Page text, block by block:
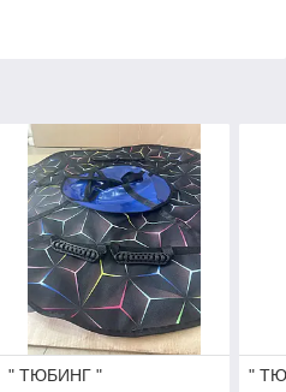
" ТЮБИНГ " "